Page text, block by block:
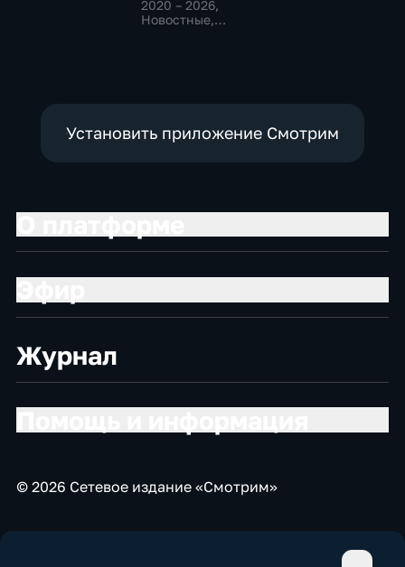
2020 – 2026,
Новостные,
Установить приложение Смотрим
Журнал
© 2026 Сетевое издание «Смотрим»